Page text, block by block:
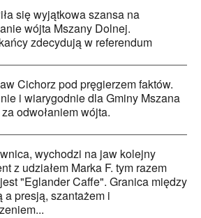
się wyjątkowa szansa na
wójta Mszany Dolnej.
zdecydują w referendum
Cichorz pod pręgierzem faktów.
i wiarygodnie dla Gminy Mszana
odwołaniem wójta.
wychodzi na jaw kolejny
z udziałem Marka F. tym razem
"Eglander Caffe". Granica między
a presją, szantażem i